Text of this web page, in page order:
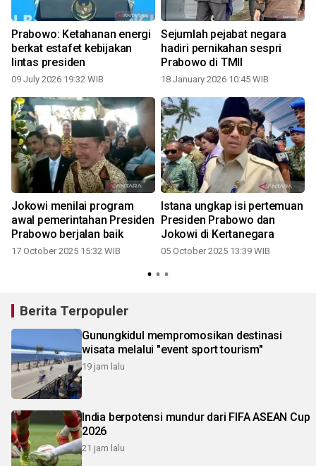
Prabowo: Ketahanan energi
berkat estafet kebijakan
lintas presiden
09 July 2026 19:32 WIB
Sejumlah pejabat negara
hadiri pernikahan sespri
Prabowo di TMII
18 January 2026 10:45 WIB
Jokowi menilai program
awal pemerintahan Presiden
Prabowo berjalan baik
17 October 2025 15:32 WIB
Istana ungkap isi pertemuan
Presiden Prabowo dan
Jokowi di Kertanegara
05 October 2025 13:39 WIB
Berita Terpopuler
Gunungkidul mempromosikan destinasi
wisata melalui "event sport tourism"
19 jam lalu
India berpotensi mundur dari FIFA ASEAN Cup
2026
21 jam lalu